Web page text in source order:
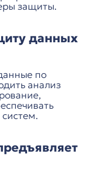
защиты.
данных
по
анализ